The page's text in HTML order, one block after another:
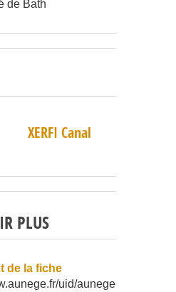
de Bath
XERFI Canal
PLUS
de la fiche
uid/aunege-1209